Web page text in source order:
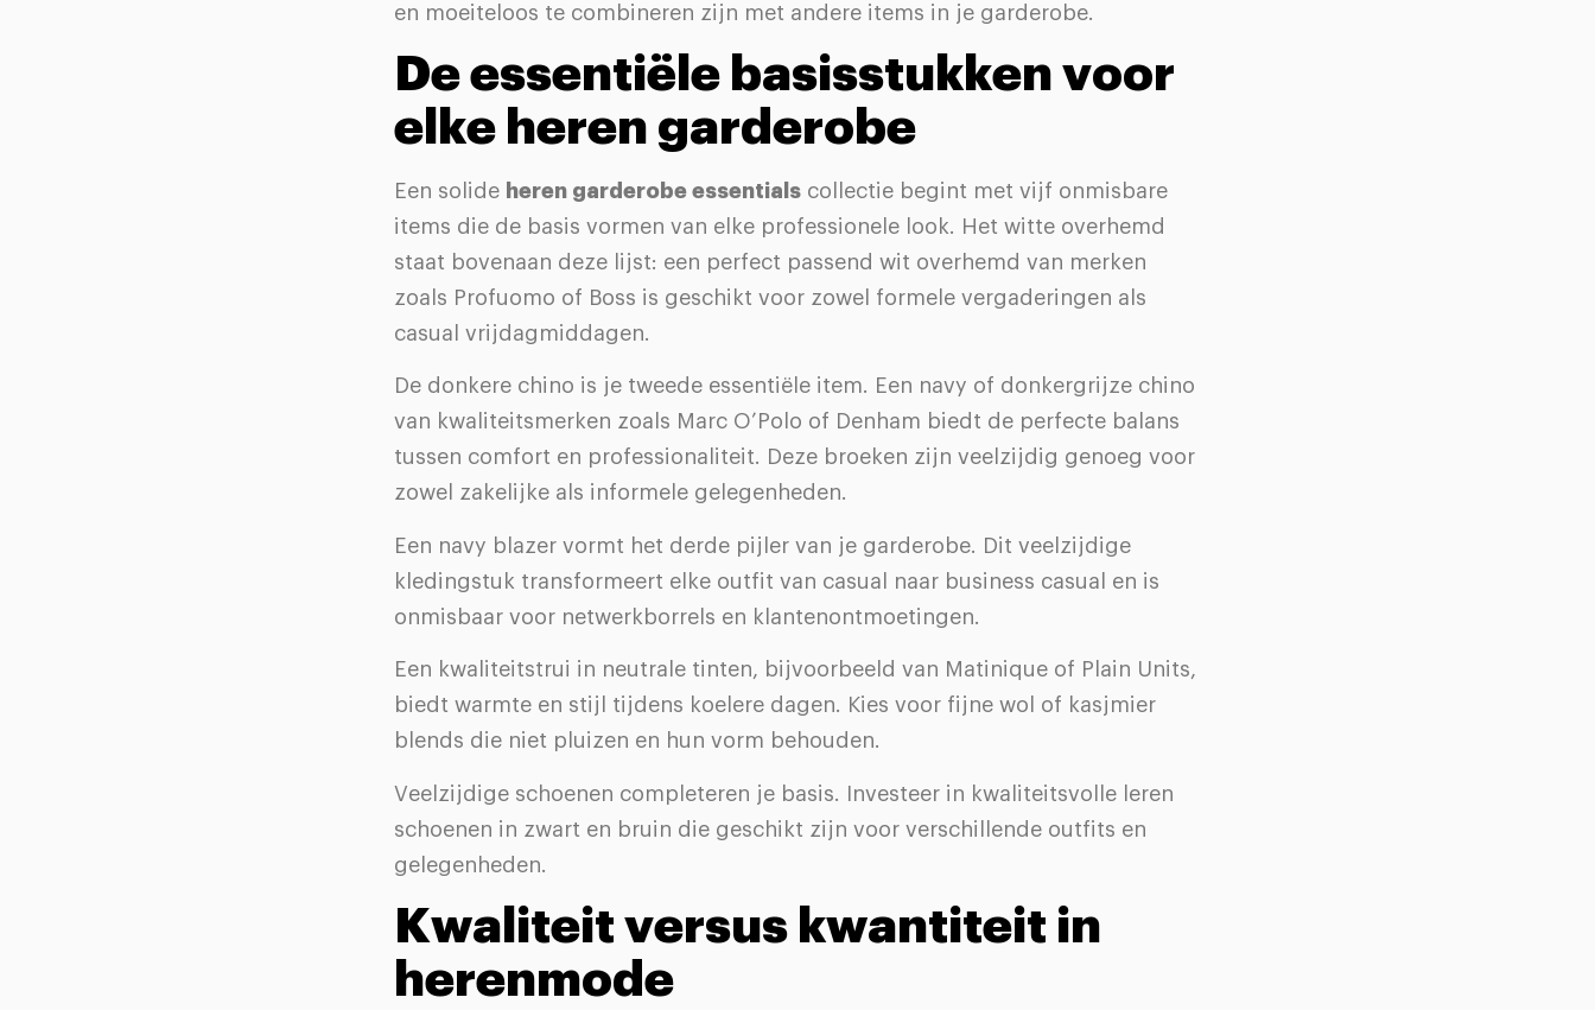
en moeiteloos te combineren zijn met andere items in je garderobe.
De essentiële basisstukken voor
elke heren garderobe
Een solide heren garderobe essentials collectie begint met vijf onmisbare
items die de basis vormen van elke professionele look. Het witte overhemd
staat bovenaan deze lijst: een perfect passend wit overhemd van merken
zoals Profuomo of Boss is geschikt voor zowel formele vergaderingen als
casual vrijdagmiddagen.
De donkere chino is je tweede essentiële item. Een navy of donkergrijze chino
van kwaliteitsmerken zoals Marc O’Polo of Denham biedt de perfecte balans
tussen comfort en professionaliteit. Deze broeken zijn veelzijdig genoeg voor
zowel zakelijke als informele gelegenheden.
Een navy blazer vormt het derde pijler van je garderobe. Dit veelzijdige
kledingstuk transformeert elke outfit van casual naar business casual en is
onmisbaar voor netwerkborrels en klantenontmoetingen.
Een kwaliteitstrui in neutrale tinten, bijvoorbeeld van Matinique of Plain Units,
biedt warmte en stijl tijdens koelere dagen. Kies voor fijne wol of kasjmier
blends die niet pluizen en hun vorm behouden.
Veelzijdige schoenen completeren je basis. Investeer in kwaliteitsvolle leren
schoenen in zwart en bruin die geschikt zijn voor verschillende outfits en
gelegenheden.
Kwaliteit versus kwantiteit in
herenmode